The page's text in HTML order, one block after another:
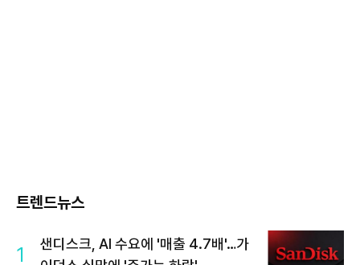
트렌드뉴스
1
샌디스크, AI 수요에 '매출 4.7배'…가